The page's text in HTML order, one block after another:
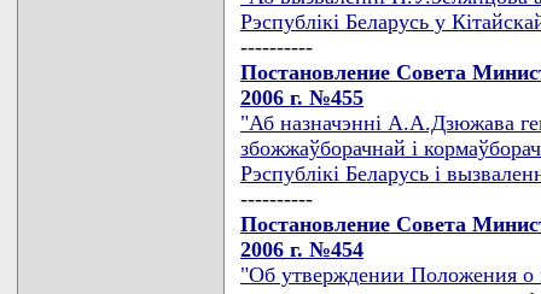
Рэспублiкi Беларусь у
----------
Постановление Совета
2006 г. №455
"Аб назначэннi А.А.Дзюжава
збожжаўборачнай i
Рэспублiкi Беларусь i
----------
Постановление Совета
2006 г. №454
"Об утверждении Положения